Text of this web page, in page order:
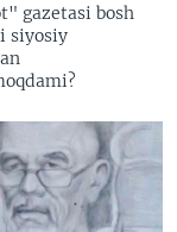
gazetasi bosh
siyosiy